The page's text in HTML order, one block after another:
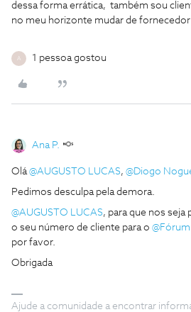
dessa forma errática, também sou
no meu horizonte mudar de
A 1 pessoa gostou
Ana P.
Olá@AUGUSTO LUCAS, @Diogo
Pedimos desculpa pela demora.
@AUGUSTO LUCAS, para que nos seja
o seu número de cliente para o @Fórum
por favor.
Obrigada
Ajude a comunidade a encontrar